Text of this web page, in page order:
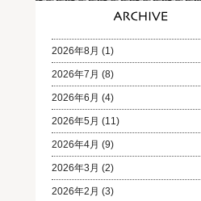
2026年8月 (1)
2026年7月 (8)
2026年6月 (4)
2026年5月 (11)
2026年4月 (9)
2026年3月 (2)
2026年2月 (3)